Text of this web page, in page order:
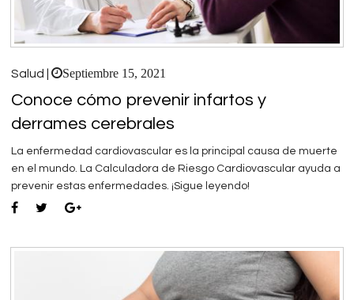
Salud | Septiembre 15, 2021
Conoce cómo prevenir infartos y
derrames cerebrales
La enfermedad cardiovascular es la principal causa de muerte
en el mundo. La Calculadora de Riesgo Cardiovascular ayuda a
prevenir estas enfermedades. ¡Sigue leyendo!